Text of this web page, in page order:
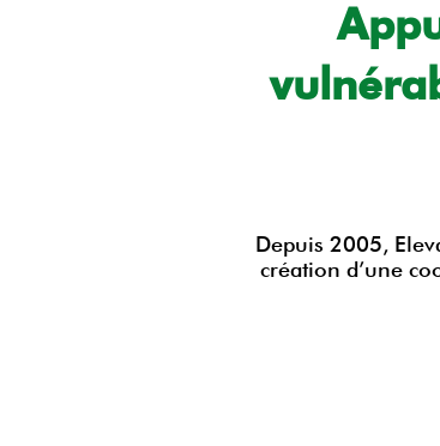
Depuis 2005,
création d’une